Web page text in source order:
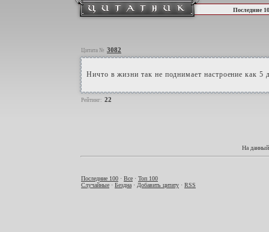
Последние
Цитата № 3082
Ничто в жизни так не поднимает настроение как
Рейтинг: 22
На
Последние 100 · Все · Топ 100
Случайные · Бездна · Добавить цитату · RSS